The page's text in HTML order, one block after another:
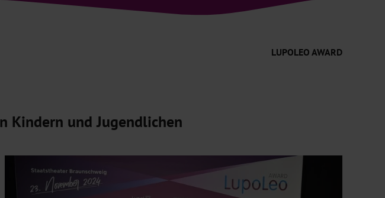
LUPOLEO AWARD
Kindern und Jugendlichen